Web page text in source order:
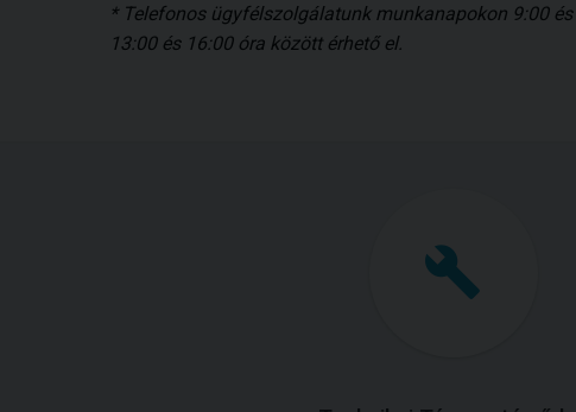
* Telefonos ügyfélszolgálatunk munkanapokon 9:00
13:00 és 16:00 óra között érhető el.